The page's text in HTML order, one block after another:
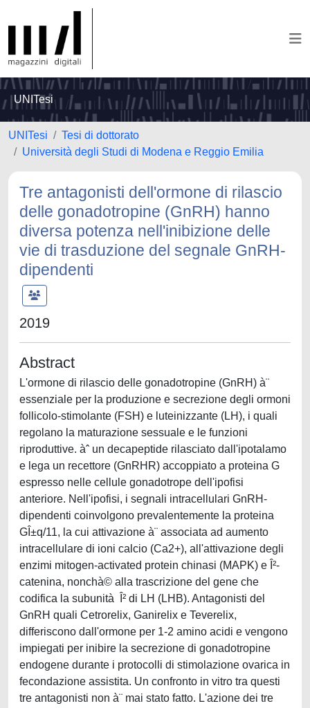
UNITesi
UNITesi
Tesi di dottorato
Università degli Studi di Modena e Reggio Emilia
Tre antagonisti dell'ormone di rilascio
delle gonadotropine (GnRH) hanno
diversa potenza nell'inibizione delle
vie di trasduzione del segnale GnRH-
dipendenti
2019
Abstract
L'ormone di rilascio delle gonadotropine (GnRH) à¨
essenziale per la produzione e secrezione degli ormoni
follicolo-stimolante (FSH) e luteinizzante (LH), i quali
regolano la maturazione sessuale e le funzioni
riproduttive. àˆ un decapeptide rilasciato dall'ipotalamo
e lega un recettore (GnRHR) accoppiato a proteina G
espresso nelle cellule gonadotrope dell'ipofisi
anteriore. Nell'ipofisi, i segnali intracellulari GnRH-
dipendenti coinvolgono prevalentemente la proteina
GÎ±q/11, la cui attivazione à¨ associata ad aumento
intracellulare di ioni calcio (Ca2+), all'attivazione degli
enzimi mitogen-activated protein chinasi (MAPK) e Î²-
catenina, nonchà© alla trascrizione del gene che
codifica la subunità Î² di LH (LHB). Antagonisti del
GnRH quali Cetrorelix, Ganirelix e Teverelix,
differiscono dall'ormone per 1-2 amino acidi e vengono
impiegati per inibire la secrezione di gonadotropine
endogene durante i protocolli di stimolazione ovarica in
fecondazione assistita. Un confronto in vitro tra questi
tre antagonisti non à¨ mai stato fatto. L'azione dei tre